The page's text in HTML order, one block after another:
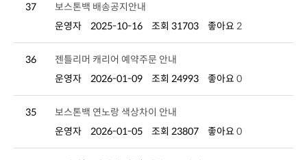
37
보스톤백 배송공지안내
운영자
2025-10-16 조회 31703 좋아요 2
36
젠틀리머 캐리어 예약주문 안내
운영자
2026-01-09 조회 24993 좋아요 0
35
보스톤백 연노랑 색상차이 안내
운영자
2026-01-05 조회 23807 좋아요 0